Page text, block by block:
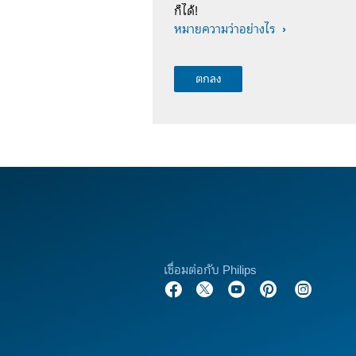
ก็ได้!
หมายความว่าอย่างไร
เชื่อมต่อกับ Philips